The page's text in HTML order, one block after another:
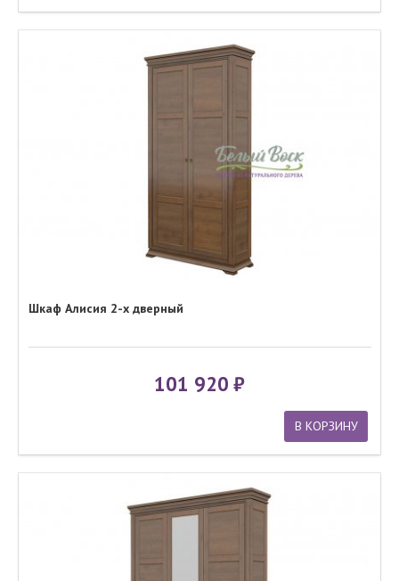
Шкаф Алисия 2-х дверный
101 920
В КОРЗИНУ